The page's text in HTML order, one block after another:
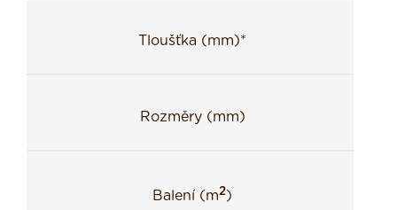
Tloušťka (mm)*
Rozměry (mm)
Balení (m2)